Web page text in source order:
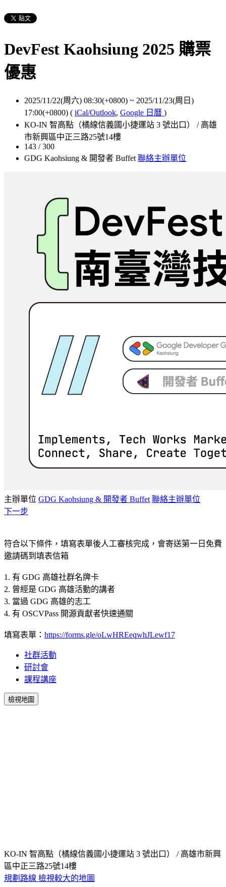
DevFest Kaohsiung 2025 購票
優惠
2025/11/22(周六) 08:30(+0800) ~ 2025/11/23(周日)
17:00(+0800) ( iCal/Outlook, Google 日曆 )
KO-IN 智高點（橘線信義國小捷運站 3 號出口） / 高雄
市新興區中正三路25號14樓
143 / 300
GDG Kaohsiung & 開發者 Buffet 聯絡主辦單位
主辦單位 GDG Kaohsiung & 開發者 Buffet 聯絡主辦單位
下一步
符合以下條件，填寫表單後人工審核完成，會寄送第一日免費
邀請碼到填表信箱
1. 有 GDG 高雄社群名牌卡
2. 曾經是 GDG 高雄活動的講者
3. 當過 GDG 高雄的志工
4. 有 OSCVPass 開源貢獻者快速通關
填寫表單： https://forms.gle/oLwHREeqwhJLewf17
社群活動
研討會
課程講座
檢視地圖
KO-IN 智高點（橘線信義國小捷運站 3 號出口） / 高雄市新興
區中正三路25號14樓
規劃路線 檢視較大的地圖